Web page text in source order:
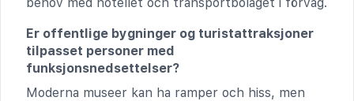
Er offentlige bygninger og turistattraksjoner
tilpasset personer med
funksjonsnedsettelser?
Moderna museer kan ha ramper och hiss, men